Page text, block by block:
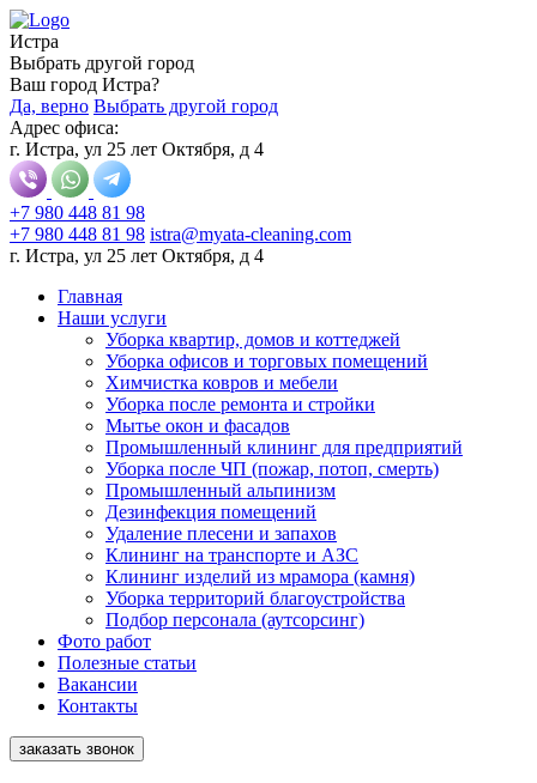
Истра
Выбрать другой город
Ваш город Истра?
Да, верно Выбрать другой город
Адрес офиса:
г. Истра, ул 25 лет Октября, д 4
+7 980 448 81 98
+7 980 448 81 98 istra@myata-cleaning.com
г. Истра, ул 25 лет Октября, д 4
Главная
Наши услуги
Уборка квартир, домов и коттеджей
Уборка офисов и торговых помещений
Химчистка ковров и мебели
Уборка после ремонта и стройки
Мытье окон и фасадов
Промышленный клининг для предприятий
Уборка после ЧП (пожар, потоп, смерть)
Промышленный альпинизм
Дезинфекция помещений
Удаление плесени и запахов
Клининг на транспорте и АЗС
Клининг изделий из мрамора (камня)
Уборка территорий благоустройства
Подбор персонала (аутсорсинг)
Фото работ
Полезные статьи
Вакансии
Контакты
заказать звонок